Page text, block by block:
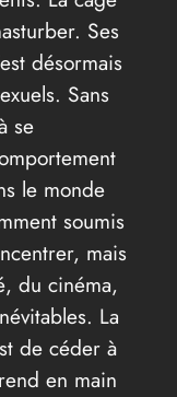
Ses
désormais
Sans
se
le monde
soumis
mais
du cinéma,
La
de céder à
en main